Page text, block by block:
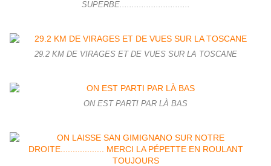
SUPERBE.............................
29.2 KM DE VIRAGES ET DE VUES SUR LA TOSCANE
ON EST PARTI PAR LÀ BAS